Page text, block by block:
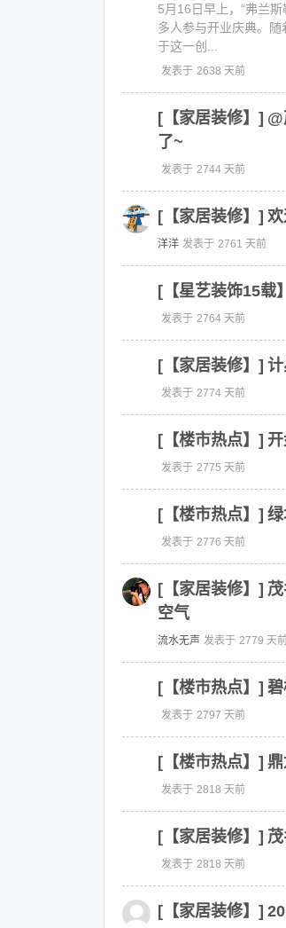
5月16日早上，“弗兰
多人参与开业庆典。
于这一创...
发表于 2638 天前
[【家居装修】]
了~
发表于 2744 天前
[【家居装修】]
洋洋 发表于 2761 天前
[【星艺装饰15载
发表于 2764 天前
[【家居装修】]
发表于 2774 天前
[【楼市热点】]
发表于 2775 天前
[【楼市热点】]
发表于 2776 天前
[【家居装修】]
空气
流水无声 发表于 2779 天
[【楼市热点】]
发表于 2797 天前
[【楼市热点】]
发表于 2818 天前
[【家居装修】]
发表于 2818 天前
[【家居装修】]